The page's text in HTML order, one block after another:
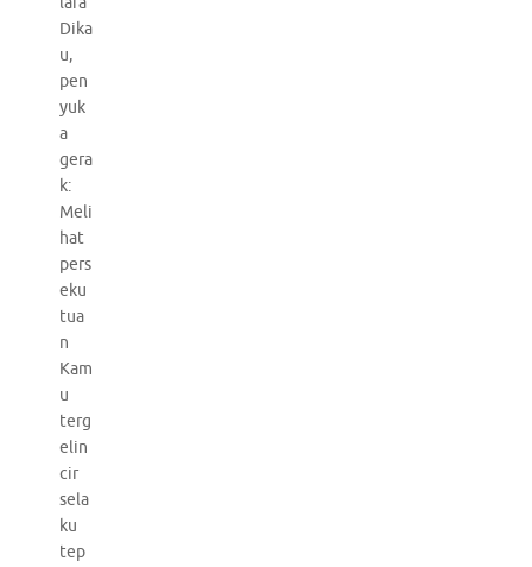
Dika
u,
pen
yuk
a
gera
k:
Meli
hat
pers
eku
tua
n
Kam
u
terg
elin
cir
sela
ku
tep